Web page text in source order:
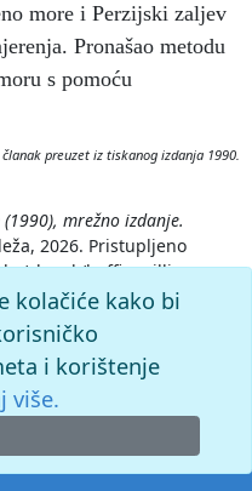
more i Perzijski zaljev
Pronašao metodu
s pomoću
članak preuzet iz tiskanog izdanja 1990.
mrežno izdanje.
2026. Pristupljeno
clanak/baffin-william>.
kolačiće kako bi
i korištenje
više.
Krleža